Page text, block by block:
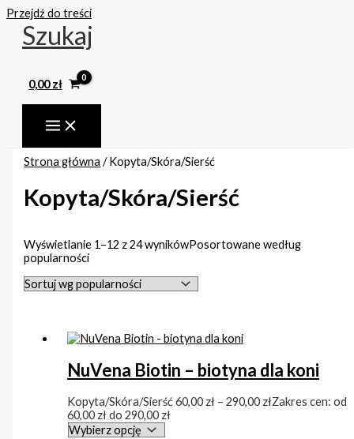
Przejdź do treści
Szukaj
0,00zł
Strona główna / Kopyta/Skóra/Sierść
Kopyta/Skóra/Sierść
Wyświetlanie 1–12 z 24 wynikówPosortowane według
popularności
NuVena Biotin – biotyna dla koni
Kopyta/Skóra/Sierść60,00 zł – 290,00 złZakres cen: od
60,00 zł do 290,00 zł